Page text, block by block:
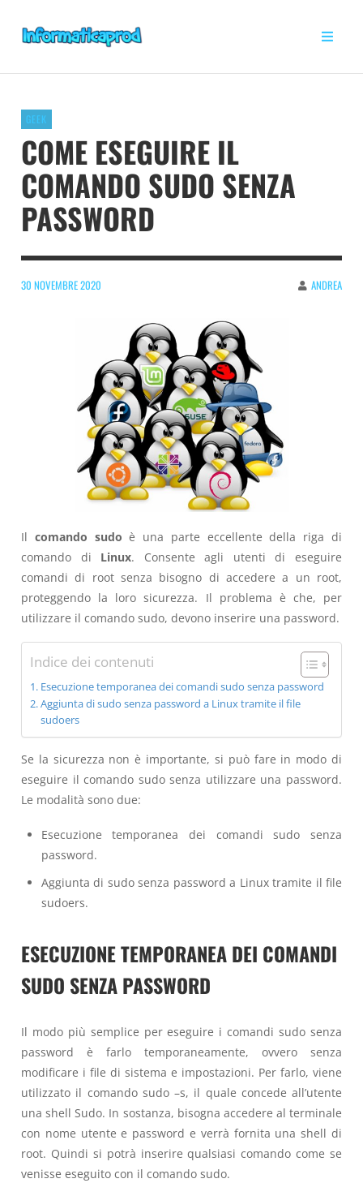
GEEK
COME ESEGUIRE IL
COMANDO SUDO SENZA
PASSWORD
30 NOVEMBRE 2020 ANDREA
Il comando sudo è una parte eccellente della riga di
comando di Linux. Consente agli utenti di eseguire
comandi di root senza bisogno di accedere a un root,
proteggendo la loro sicurezza. Il problema è che, per
utilizzare il comando sudo, devono inserire una password.
Indice dei contenuti
Esecuzione temporanea dei comandi sudo senza password
Aggiunta di sudo senza password a Linux tramite il file
sudoers
Se la sicurezza non è importante, si può fare in modo di
eseguire il comando sudo senza utilizzare una password.
Le modalità sono due:
Esecuzione temporanea dei comandi sudo senza
password.
Aggiunta di sudo senza password a Linux tramite il file
sudoers.
ESECUZIONE TEMPORANEA DEI COMANDI
SUDO SENZA PASSWORD
Il modo più semplice per eseguire i comandi sudo senza
password è farlo temporaneamente, ovvero senza
modificare i file di sistema e impostazioni. Per farlo, viene
utilizzato il comando sudo –s, il quale concede all’utente
una shell Sudo. In sostanza, bisogna accedere al terminale
con nome utente e password e verrà fornita una shell di
root. Quindi si potrà inserire qualsiasi comando come se
venisse eseguito con il comando sudo.